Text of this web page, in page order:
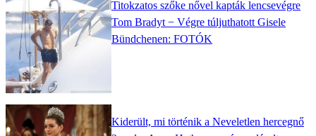
Titokzatos szőke nővel kapták lencsevégre
Tom Bradyt − Végre túljuthatott Gisele
Bündchenen: FOTÓK
Kiderült, mi történik a Neveletlen hercegnő